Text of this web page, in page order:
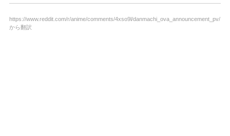
https://www.reddit.com/r/anime/comments/4xso9l/danmachi_ova_announcement_pv/
から翻訳